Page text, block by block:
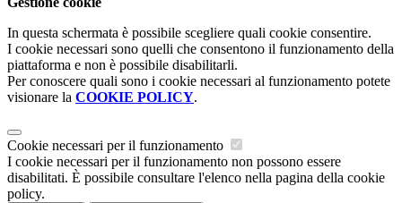
In questa schermata è possibile scegliere quali cookie consentire.
I cookie necessari sono quelli che consentono il funzionamento della
piattaforma e non è possibile disabilitarli.
Per conoscere quali sono i cookie necessari al funzionamento potete
visionare la COOKIE POLICY.
Cookie necessari per il funzionamento
I cookie necessari per il funzionamento non possono essere
disabilitati. È possibile consultare l'elenco nella pagina della cookie
policy.